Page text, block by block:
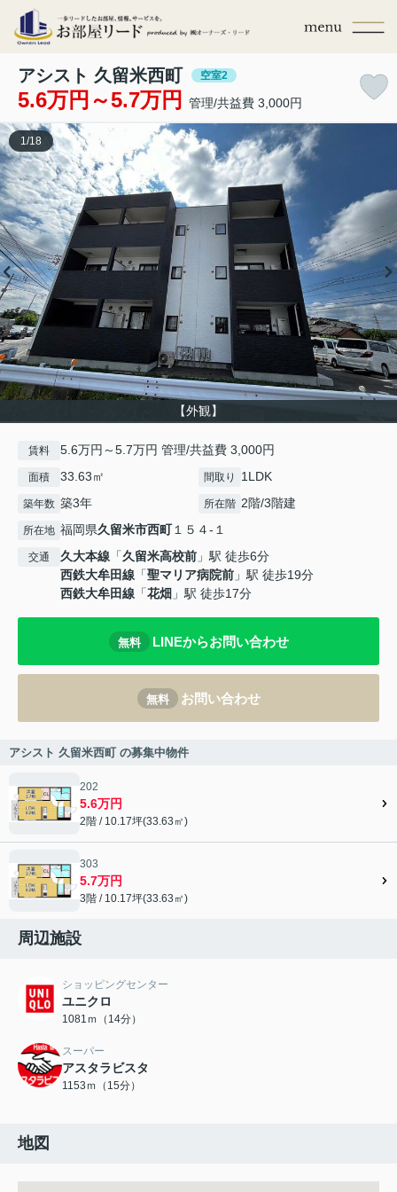
アシスト 久留米西町 空室2
5.6万円～5.7万円 管理/共益費 3,000円
【外観】
1 /18
賃料 5.6万円～5.7万円 管理/共益費 3,000円
面積 33.63㎡ 間取り 1LDK
築年数 築3年 所在階 2階/3階建
所在地 福岡県久留米市西町１５４-１
交通 久大本線 「久留米高校前 」駅 徒歩6分
西鉄大牟田線 「聖マリア病院前 」駅 徒歩19分
西鉄大牟田線 「花畑 」駅 徒歩17分
無料 LINEからお問い合わせ
無料 お問い合わせ
アシスト 久留米西町 の募集中物件
202
5.6万円
2階 / 10.17坪(33.63㎡)
303
5.7万円
3階 / 10.17坪(33.63㎡)
周辺施設
ショッピングセンター
ユニクロ
1081ｍ（14分）
スーパー
アスタラビスタ
1153ｍ（15分）
地図